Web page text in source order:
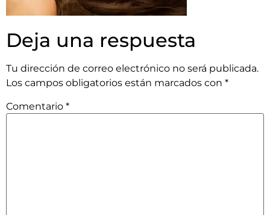
Deja una respuesta
Tu dirección de correo electrónico no será publicada.
Los campos obligatorios están marcados con *
Comentario *